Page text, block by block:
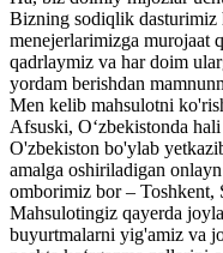
Bizning sodiqlik dasturimiz
menejerlarimizga
qadrlaymiz va har doim
yordam berishdan
Men kelib mahsulotni
Afsuski, O‘zbekistonda
O'zbekiston bo'ylab
amalga oshiriladigan
omborimiz bor – Toshkent,
Mahsulotingiz qayerda
buyurtmalarni yig'amiz va